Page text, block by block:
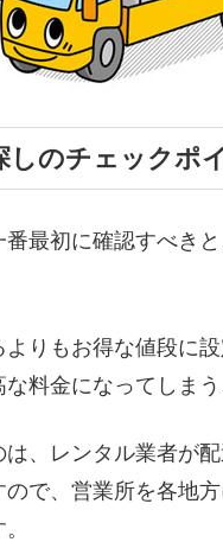
しのチェックポ
最初に確認すべきと
りもお得な値段に
料金になってしまう
、レンタル業者が
で、営業所を各地